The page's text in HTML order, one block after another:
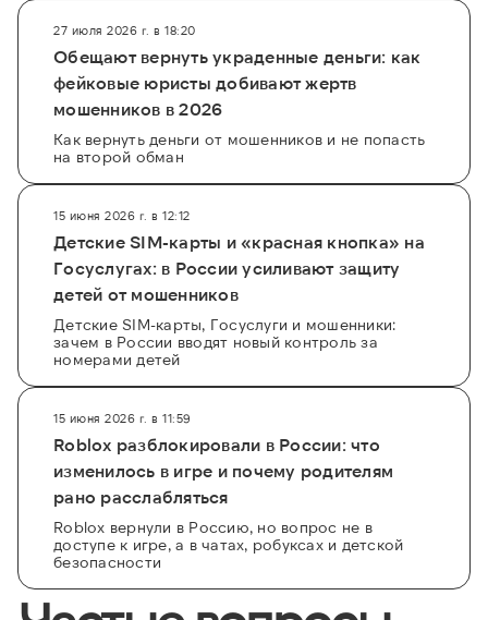
27 июля 2026 г. в 18:20
Обещают вернуть украденные деньги: как
фейковые юристы добивают жертв
мошенников в 2026
Как вернуть деньги от мошенников и не попасть
на второй обман
15 июня 2026 г. в 12:12
Детские SIM-карты и «красная кнопка» на
Госуслугах: в России усиливают защиту
детей от мошенников
Детские SIM-карты, Госуслуги и мошенники:
зачем в России вводят новый контроль за
номерами детей
15 июня 2026 г. в 11:59
Roblox разблокировали в России: что
изменилось в игре и почему родителям
рано расслабляться
Roblox вернули в Россию, но вопрос не в
доступе к игре, а в чатах, робуксах и детской
безопасности